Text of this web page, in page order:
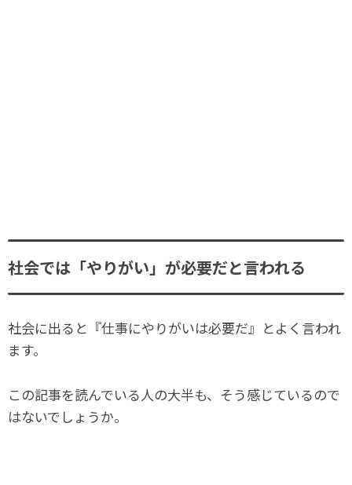
社会では「やりがい」が必要だと言われる
社会に出ると『仕事にやりがいは必要だ』とよく言われ
ます。
この記事を読んでいる人の大半も、そう感じているので
はないでしょうか。